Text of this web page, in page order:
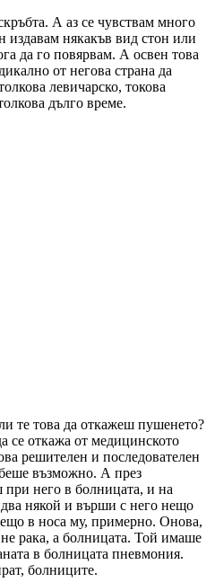
А аз се чувствам много
издавам някакъв вид стон или
да го повярвам. А освен това
от негова страна да
левичарско, токова
дълго време.
те това да откажеш пушенето?
се откажа от медицинското
решителен и последователен
възможно. А през
него в болницата, и на
някой и върши с него нещо
в носа му, примерно. Онова,
рака, а болницата. Той имаше
в болницата пневмония.
болниците.